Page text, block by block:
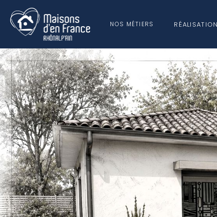
NOS MÉTIERS
CONSTRUCTION
MAISONS SUR MESURE
MAISONS HORS
QUI SOMMES-
NOUS ?
NOS